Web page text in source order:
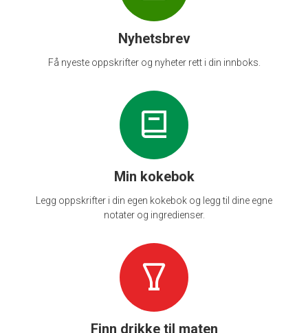
Nyhetsbrev
Få nyeste oppskrifter og nyheter rett i din innboks.
Min kokebok
Legg oppskrifter i din egen kokebok og legg til dine egne
notater og ingredienser.
Finn drikke til maten